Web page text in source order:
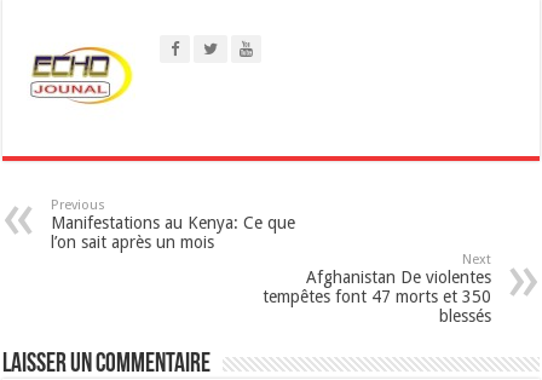
p
p
Previous
Manifestations au Kenya: Ce que
l’on sait après un mois
Next
Afghanistan De violentes
tempêtes font 47 morts et 350
blessés
Laisser un commentaire